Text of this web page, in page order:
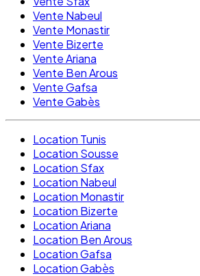
Vente Nabeul
Vente Monastir
Vente Bizerte
Vente Ariana
Vente Ben Arous
Vente Gafsa
Vente Gabès
Location Tunis
Location Sousse
Location Sfax
Location Nabeul
Location Monastir
Location Bizerte
Location Ariana
Location Ben Arous
Location Gafsa
Location Gabès